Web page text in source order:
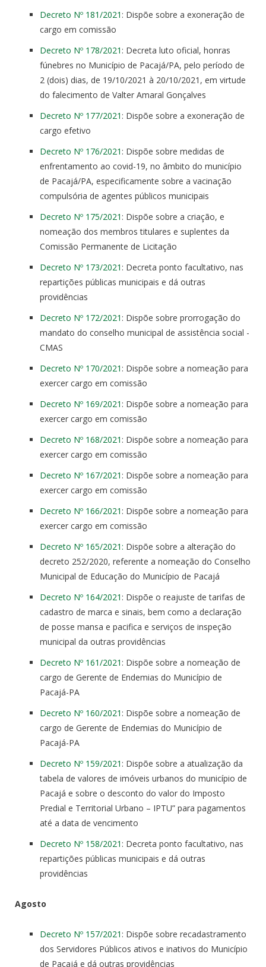
Decreto Nº 181/2021 : Dispõe sobre a exoneração de
cargo em comissão
Decreto Nº 178/2021 : Decreta luto oficial, honras
fúnebres no Município de Pacajá/PA, pelo período de
2 (dois) dias, de 19/10/2021 à 20/10/2021, em virtude
do falecimento de Valter Amaral Gonçalves
Decreto Nº 177/2021 : Dispõe sobre a exoneração de
cargo efetivo
Decreto Nº 176/2021 : Dispõe sobre medidas de
enfrentamento ao covid-19, no âmbito do município
de Pacajá/PA, especificamente sobre a vacinação
compulsória de agentes públicos municipais
Decreto Nº 175/2021 : Dispõe sobre a criação, e
nomeação dos membros titulares e suplentes da
Comissão Permanente de Licitação
Decreto Nº 173/2021 : Decreta ponto facultativo, nas
repartições públicas municipais e dá outras
providências
Decreto Nº 172/2021 : Dispõe sobre prorrogação do
mandato do conselho municipal de assistência social -
CMAS
Decreto Nº 170/2021 : Dispõe sobre a nomeação para
exercer cargo em comissão
Decreto Nº 169/2021 : Dispõe sobre a nomeação para
exercer cargo em comissão
Decreto Nº 168/2021 : Dispõe sobre a nomeação para
exercer cargo em comissão
Decreto Nº 167/2021 : Dispõe sobre a nomeação para
exercer cargo em comissão
Decreto Nº 166/2021 : Dispõe sobre a nomeação para
exercer cargo em comissão
Decreto Nº 165/2021: Dispõe sobre a alteração do
decreto 252/2020, referente a nomeação do Conselho
Municipal de Educação do Município de Pacajá
Decreto Nº 164/2021 : Dispõe o reajuste de tarifas de
cadastro de marca e sinais, bem como a declaração
de posse mansa e pacifica e serviços de inspeção
municipal da outras providências
Decreto Nº 161/2021 : Dispõe sobre a nomeação de
cargo de Gerente de Endemias do Município de
Pacajá-PA
Decreto Nº 160/2021 : Dispõe sobre a nomeação de
cargo de Gerente de Endemias do Município de
Pacajá-PA
Decreto Nº 159/2021 : Dispõe sobre a atualização da
tabela de valores de imóveis urbanos do município de
Pacajá e sobre o desconto do valor do Imposto
Predial e Territorial Urbano – IPTU” para pagamentos
até a data de vencimento
Decreto Nº 158/2021 : Decreta ponto facultativo, nas
repartições públicas municipais e dá outras
providências
Agosto
Decreto Nº 157/2021 : Dispõe sobre recadastramento
dos Servidores Públicos ativos e inativos do Município
de Pacajá e dá outras providências